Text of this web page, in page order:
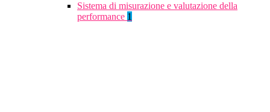
Sistema di misurazione e valutazione della
performance 1